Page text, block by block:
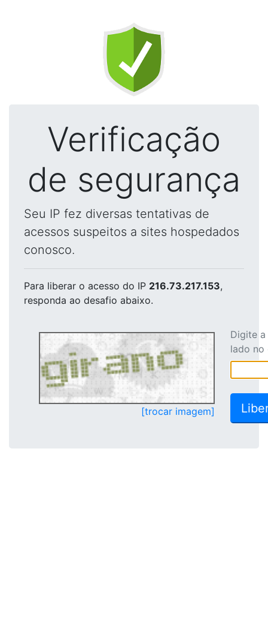
Verificação
de segurança
Seu IP fez diversas tentativas de
acessos suspeitos a sites hospedados
conosco.
Para liberar o acesso do IP 216.73.217.153,
responda ao desafio abaixo.
[trocar imagem]
Digite
lado no